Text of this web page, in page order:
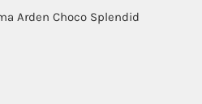
Arden Choco Splendid